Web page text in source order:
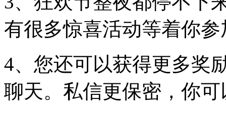
有很多惊喜活动等着你参
4、您还可以获得更多奖
聊天。私信更保密，你